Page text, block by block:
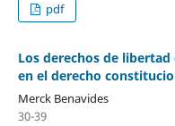
pdf
Los derechos de
en el derecho
Merck Benavides
30-39